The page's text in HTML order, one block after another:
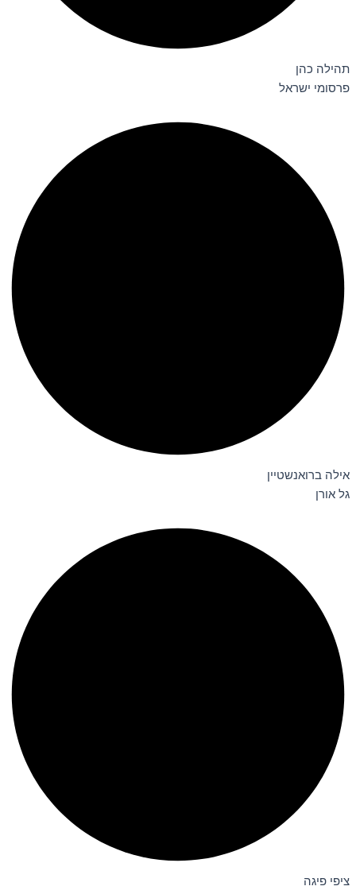
תהילה כהן
פרסומי ישראל
אילה ברואנשטיין
גל אורן
ציפי פיגה